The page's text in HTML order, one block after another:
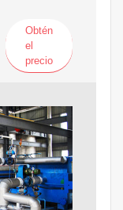
Obtén
el
precio